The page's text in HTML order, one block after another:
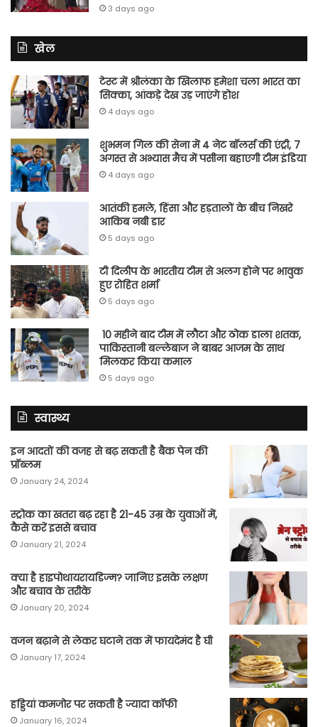
3 days ago
खेल
टेस्ट में श्रीलंका के खिलाफ हमेशा चला भारत का
सिक्का, आंकड़े देख उड़ जाएंगे होश
4 days ago
शुभमन गिल की सेना में 4 नेट बॉलर्स की एंट्री, 7
अगस्त से अभ्यास मैच में पसीना बहाएगी टीम इंडिया
4 days ago
आतंकी हमले, हिंसा और हड़तालों के बीच निखरे
आकिब नबी डार
5 days ago
टी दिलीप के भारतीय टीम से अलग होने पर भावुक
हुए रोहित शर्मा
5 days ago
10 महीने बाद टीम में लौटा और ठोक डाला शतक,
पाकिस्तानी बल्लेबाज ने बाबर आजम के साथ
मिलकर किया कमाल
5 days ago
स्वास्थ्य
इन आदतों की वजह से बढ़ सकती है बैक पेन की
प्रॉब्लम
January 24, 2024
स्ट्रोक का खतरा बढ़ रहा है 21-45 उम्र के युवाओं में,
कैसे करें इससे बचाव
January 21, 2024
क्या है हाइपोथायरायडिज्म? जानिए इसके लक्षण
और बचाव के तरीके
January 20, 2024
वजन बढ़ाने से लेकर घटाने तक में फायदेमंद है घी
January 17, 2024
हड्डियां कमजोर पर सकती है ज्यादा कॉफी
January 16, 2024